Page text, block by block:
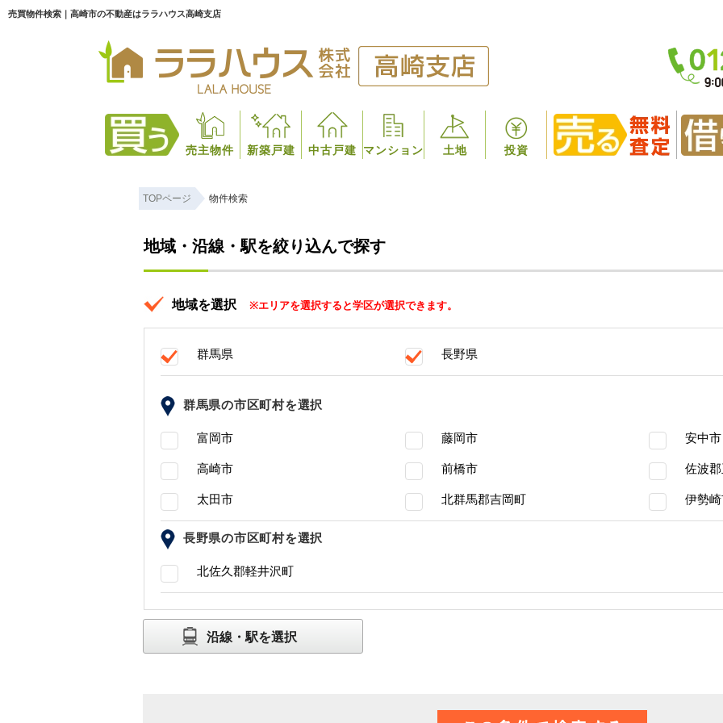
売買物件検索｜高崎市の不動産はララハウス高崎支店
売主物件 新築戸建 中古戸建 マンション 土地 投資
TOPページ 物件検索
地域・沿線・駅を絞り込んで探す
地域を選択 ※エリアを選択すると学区が選択できます。
群馬県 長野県
群馬県の市区町村を選択
富岡市 藤岡市 安中市
高崎市 前橋市 佐波郡
太田市 北群馬郡吉岡町 伊勢崎
長野県の市区町村を選択
北佐久郡軽井沢町
沿線・駅を選択